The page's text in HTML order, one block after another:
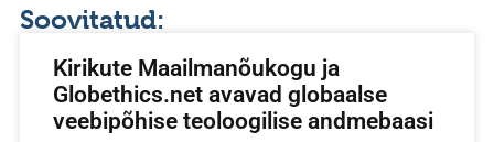
Soovitatud:
Kirikute Maailmanõukogu ja
Globethics.net avavad globaalse
veebipõhise teoloogilise andmebaasi